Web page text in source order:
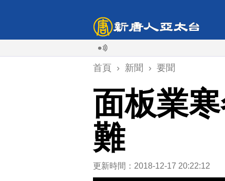
首頁 › 新聞 › 要聞
面板業
難
更新時間：2018-12-17 20:22:12